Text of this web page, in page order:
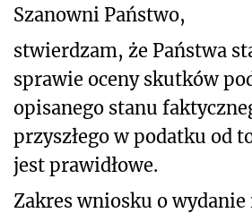
Szanowni Państwo,
stwierdzam, że Państwa
sprawie oceny skutków
opisanego stanu
przyszłego w podatku od
jest prawidłowe.
Zakres wniosku o